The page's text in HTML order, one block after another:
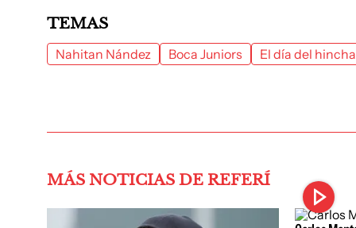
TEMAS
Nahitan Nández Boca Juniors El día del
MÁS NOTICIAS DE REFERÍ